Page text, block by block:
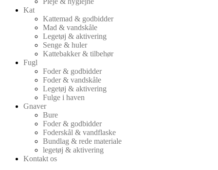
Kat
Kattemad & godbidder
Mad & vandskåle
Legetøj & aktivering
Senge & huler
Kattebakker & tilbehør
Fugl
Foder & godbidder
Foder & vandskåle
Legetøj & aktivering
Fulge i haven
Gnaver
Bure
Foder & godbidder
Foderskål & vandflaske
Bundlag & rede materiale
legetøj & aktivering
Kontakt os